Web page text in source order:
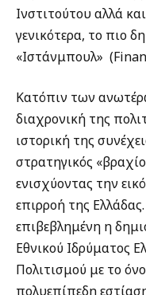
Ινστιτούτου αλλά
γενικότερα, το πιο
«Ιστάνμπουλ»
Κατόπιν των
διαχρονική της
ιστορική της
στρατηγικός
ενισχύοντας την
επιρροή της
επιβεβλημένη η
Εθνικού Ιδρύματος
Πολιτισμού με το
πολυεπίπεδη